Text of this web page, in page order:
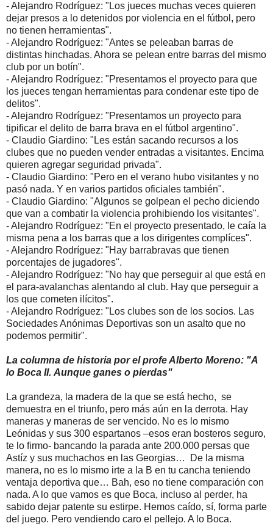
- Alejandro Rodríguez: "Los jueces muchas veces quieren
dejar presos a lo detenidos por violencia en el fútbol, pero
no tienen herramientas".
- Alejandro Rodríguez: "Antes se peleaban barras de
distintas hinchadas. Ahora se pelean entre barras del mismo
club por un botín".
- Alejandro Rodríguez: "Presentamos el proyecto para que
los jueces tengan herramientas para condenar este tipo de
delitos".
- Alejandro Rodríguez: "Presentamos un proyecto para
tipificar el delito de barra brava en el fútbol argentino".
- Claudio Giardino: "Les están sacando recursos a los
clubes que no pueden vender entradas a visitantes. Encima
quieren agregar seguridad privada".
- Claudio Giardino: "Pero en el verano hubo visitantes y no
pasó nada. Y en varios partidos oficiales también".
- Claudio Giardino: "Algunos se golpean el pecho diciendo
que van a combatir la violencia prohibiendo los visitantes".
- Alejandro Rodríguez: "En el proyecto presentado, le caía la
misma pena a los barras que a los dirigentes complíces".
- Alejandro Rodríguez: "Hay barrabravas que tienen
porcentajes de jugadores".
- Alejandro Rodríguez: "No hay que perseguir al que está en
el para-avalanchas alentando al club. Hay que perseguir a
los que cometen ilícitos".
- Alejandro Rodríguez: "Los clubes son de los socios. Las
Sociedades Anónimas Deportivas son un asalto que no
podemos permitir".
La columna de historia por el profe Alberto Moreno: "A
lo Boca II. Aunque ganes o pierdas"
La grandeza, la madera de la que se está hecho, se
demuestra en el triunfo, pero más aún en la derrota. Hay
maneras y maneras de ser vencido. No es lo mismo
Leónidas y sus 300 espartanos –esos eran bosteros seguro,
te lo firmo- bancando la parada ante 200.000 persas que
Astíz y sus muchachos en las Georgias… De la misma
manera, no es lo mismo irte a la B en tu cancha teniendo
ventaja deportiva que… Bah, eso no tiene comparación con
nada. A lo que vamos es que Boca, incluso al perder, ha
sabido dejar patente su estirpe. Hemos caído, sí, forma parte
del juego. Pero vendiendo caro el pellejo. A lo Boca.